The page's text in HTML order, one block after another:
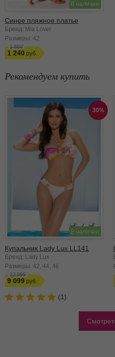
В наличии
Синее пляжное платье
Бренд: Mia Lover
Размеры: 42
1 550
1 240
Рекомендуем купить
30%
В наличии
Купальник Lady Lux LL141
Бренд: Lady Lux
Размеры: 42 44 46
12 999
9 099
(1)